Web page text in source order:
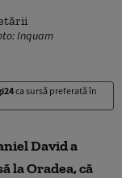
Inquam
ca sursă preferată în
David a
la Oradea, că